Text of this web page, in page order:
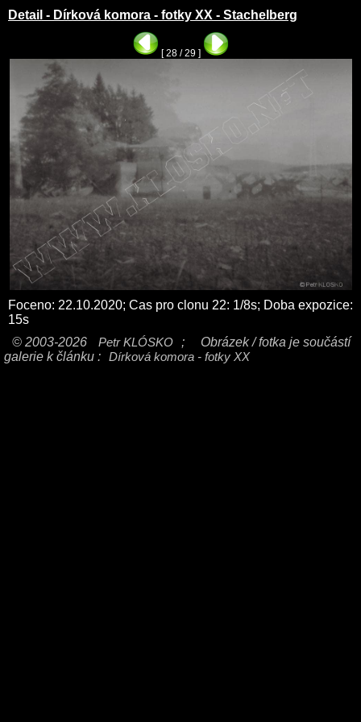
Detail - Dírková komora - fotky XX - Stachelberg
[ 28 / 29 ]
Foceno: 22.10.2020; Cas pro clonu 22: 1/8s; Doba expozice:
15s
© 2003-2026
Petr KLÓSKO ;
Obrázek / fotka je součástí
galerie k článku : Dírková komora - fotky XX